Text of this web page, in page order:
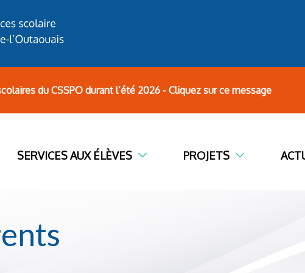
du CSSPO durant l’été 2026 - Cliquez sur ce message
SERVICES AUX ÉLÈVES PROJETS